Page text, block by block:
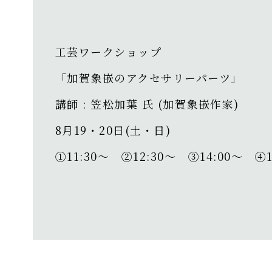
工芸ワークショップ
「加賀象嵌のアクセサリーパーツ」
講師 : 笠松加葉 氏 (加賀象嵌作家)
8月19・20日(土・日)
①11:30〜 ②12:30〜 ③14:00〜